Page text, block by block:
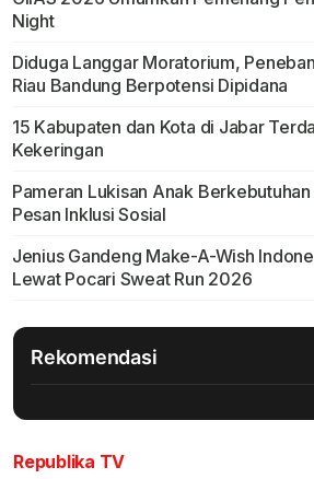
Night
Diduga Langgar Moratorium,
Riau Bandung Berpotensi Dipidana
15 Kabupaten dan Kota di Jabar
Kekeringan
Pameran Lukisan Anak
Pesan Inklusi Sosial
Jenius Gandeng Make-A-Wish
Lewat Pocari Sweat Run 2026
Rekomendasi
Republika TV